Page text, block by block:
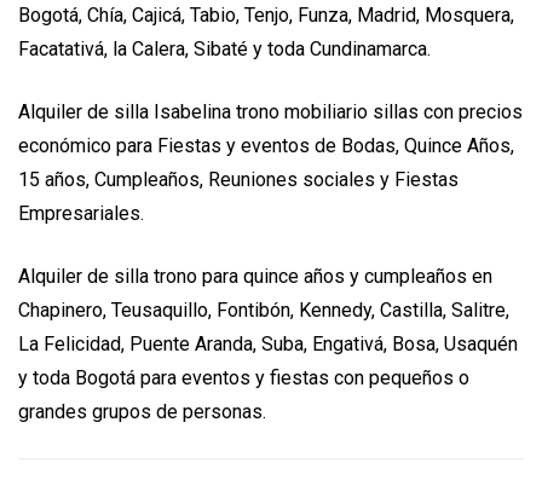
Bogotá, Chía, Cajicá, Tabio, Tenjo, Funza, Madrid, Mosquera,
Facatativá, la Calera, Sibaté y toda Cundinamarca.
Alquiler de silla Isabelina trono mobiliario sillas con precios
económico para Fiestas y eventos de Bodas, Quince Años,
15 años, Cumpleaños, Reuniones sociales y Fiestas
Empresariales.
Alquiler de silla trono para quince años y cumpleaños en
Chapinero, Teusaquillo, Fontibón, Kennedy, Castilla, Salitre,
La Felicidad, Puente Aranda, Suba, Engativá, Bosa, Usaquén
y toda Bogotá para eventos y fiestas con pequeños o
grandes grupos de personas.